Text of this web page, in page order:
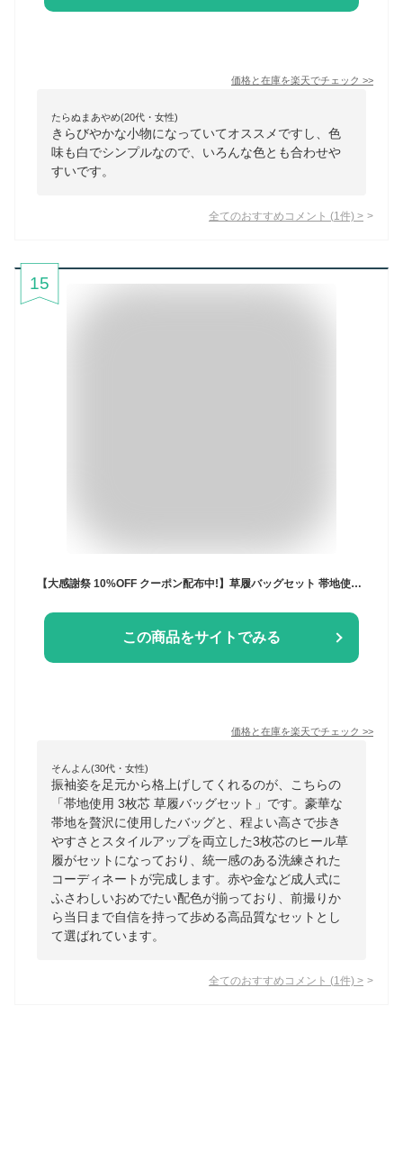
価格と在庫を楽天でチェック >>
たらぬまあやめ(20代・女性)
きらびやかな小物になっていてオススメですし、色
味も白でシンプルなので、いろんな色とも合わせや
すいです。
全てのおすすめコメント (1 件) >
15
【大感謝祭 10%OFF クーポン配布中!】草履バッグセット 帯地使用 3枚芯 ヒール草履 5タイプ フリーサイズ 赤 白 金 振袖に最適【フリーサイズ】【成人式 前撮り 卒業式 入学式 】草履バック 卒業袴 袴
この商品をサイトでみる
価格と在庫を楽天でチェック >>
そんよん(30代・女性)
振袖姿を足元から格上げしてくれるのが、こちらの
「帯地使用 3枚芯 草履バッグセット」です。豪華な
帯地を贅沢に使用したバッグと、程よい高さで歩き
やすさとスタイルアップを両立した3枚芯のヒール草
履がセットになっており、統一感のある洗練された
コーディネートが完成します。赤や金など成人式に
ふさわしいおめでたい配色が揃っており、前撮りか
ら当日まで自信を持って歩める高品質なセットとし
て選ばれています。
全てのおすすめコメント (1 件) >